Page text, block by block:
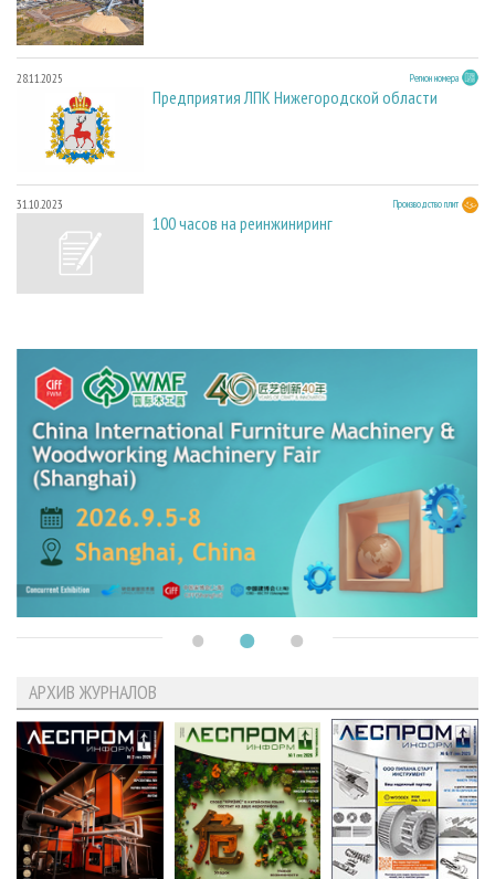
28.11.2025 Регион номера
Предприятия ЛПК Нижегородской области
31.10.2023 Производство плит
100 часов на реинжиниринг
АРХИВ ЖУРНАЛОВ